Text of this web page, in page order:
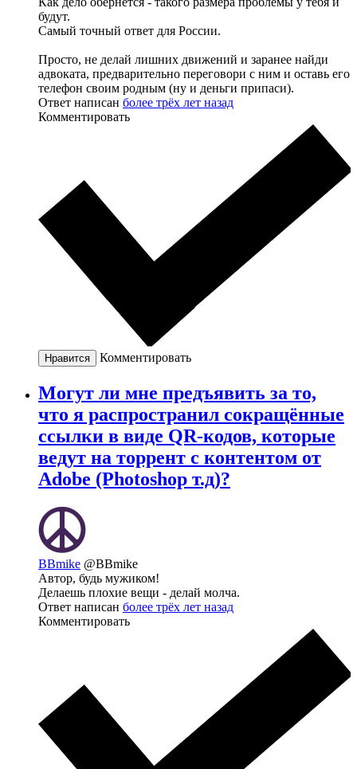
будут.
Самый точный ответ для России.
Просто, не делай лишних движений и заранее найди
адвоката, предварительно переговори с ним и оставь его
телефон своим родным (ну и деньги припаси).
Ответ написан более трёх лет назад
Комментировать
Нравится Комментировать
Могут ли мне предъявить за то,
что я распространил сокращённые
ссылки в виде QR-кодов, которые
ведут на торрент с контентом от
Adobe (Photoshop т.д)?
BBmike @BBmike
Автор, будь мужиком!
Делаешь плохие вещи - делай молча.
Ответ написан более трёх лет назад
Комментировать